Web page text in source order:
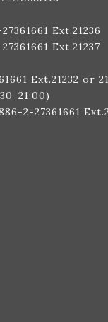
Ext.21236
Ext.21237
Ext.21232 or
21:00)
2-27361661